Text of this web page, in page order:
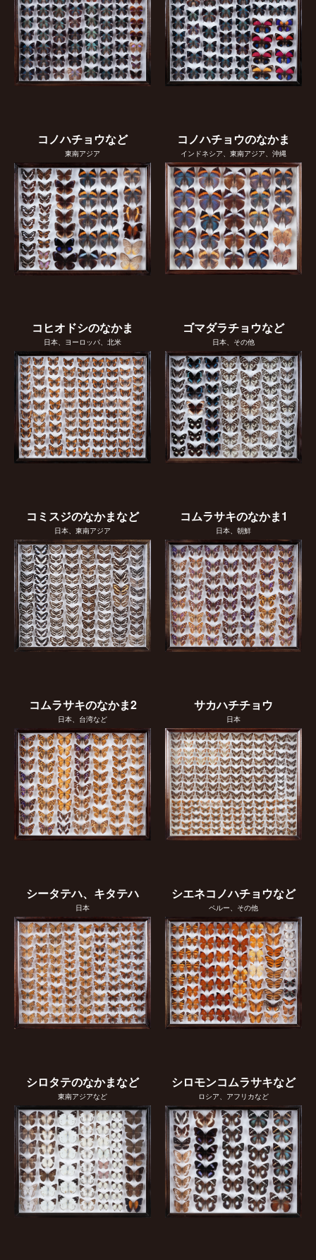
コノハチョウなど
東南アジア
コノハチョウのなかま
インドネシア、東南アジア、沖縄
コヒオドシのなかま
日本、ヨーロッパ、北米
ゴマダラチョウなど
日本、その他
コミスジのなかまなど
日本、東南アジア
コムラサキのなかま1
日本、朝鮮
コムラサキのなかま2
日本、台湾など
サカハチチョウ
日本
シータテハ、キタテハ
日本
シエネコノハチョウなど
ペルー、その他
シロタテのなかまなど
東南アジアなど
シロモンコムラサキなど
ロシア、アフリカなど